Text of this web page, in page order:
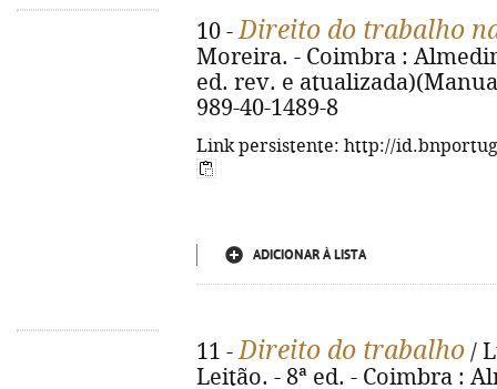
10 -Direito do trabalho
Moreira. - Coimbra :
ed. rev. e
989-40-1489-8
Link persistente: http://
ADICIONAR À LISTA
11 -Direito do trabalho /
Leitão. - 8ª ed. - Coimbra :